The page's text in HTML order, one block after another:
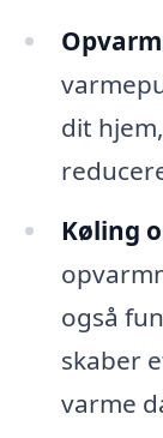
dit
Køling
også
skaber
varme